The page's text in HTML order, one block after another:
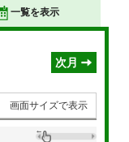
一覧を表示
次月
画面サイズで表示